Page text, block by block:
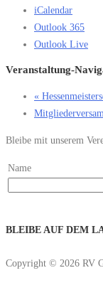
iCalendar
Outlook 365
Outlook Live
Veranstaltung-
«
Bleibe mit unserem
Name
BLEIBE AUF DEM
Copyright © 2026 RV